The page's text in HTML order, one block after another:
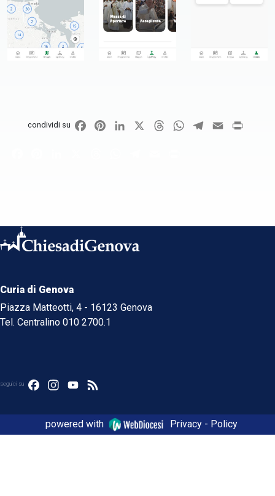
condividi su FacebookPinterestLinkedIn ThreadsWhatsApp
Telegram
Email
Curia di Genova
Piazza Matteotti, 4 - 16123 Genova
Tel. Centralino 010 2700.1
seguici su FacebookInstagram
YouTube
powered with Privacy - Policy